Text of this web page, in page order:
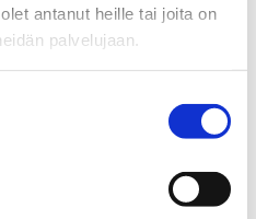
antanut heille tai joita on
palvelujaan.
työtäsi, vaan
vain, jos